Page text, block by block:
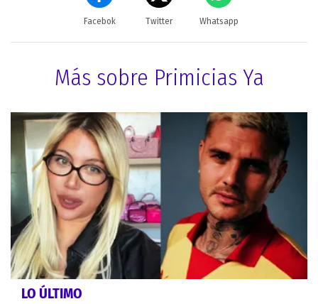
Facebok Twitter Whatsapp
Más sobre Primicias Ya
LO ÚLTIMO